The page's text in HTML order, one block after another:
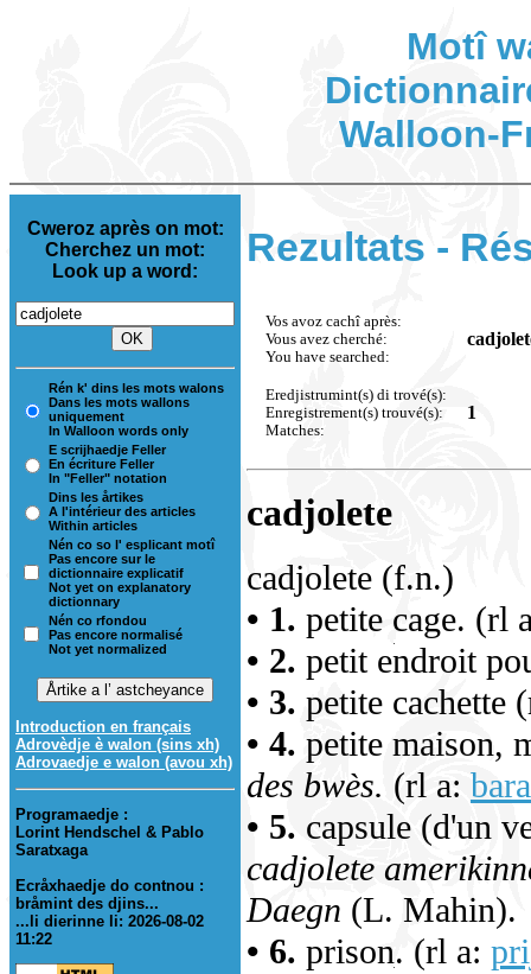
Motî
Walloon-
Cweroz après on mot:
Cherchez un mot:
Look up a word:
Rén k' dins les mots walons
Dans les mots wallons
uniquement
In Walloon words only
E scrijhaedje Feller
En écriture Feller
In "Feller" notation
Dins les årtikes
A l'intérieur des articles
Within articles
Nén co so l' esplicant motî
Pas encore sur le
dictionnaire explicatif
Not yet on explanatory
dictionnary
Nén co rfondou
Pas encore normalisé
Not yet normalized
Introduction en français
Adrovèdje è walon (sins xh)
Adrovaedje e walon (avou xh)
Programaedje :
Lorint Hendschel & Pablo
Saratxaga
Ecråxhaedje do contnou :
bråmint des djins...
...li dierinne li: 2026-08-02
11:22
Rezultats -
Vos avoz cachî après:
Vous avez cherché:
You have searched:
Eredjistrumint(s) di trové(s):
Enregistrement(s) trouvé(s):
Matches:
1
cadjolete
cadjolete (f.n.)
• 1. petite cage. (rl
• 2. petit endroit
• 3. petite cachette
• 4. petite maison,
des bwès. (rl a:
• 5. capsule (d'un
cadjolete
Daegn (L. Mahin).
• 6. prison. (rl a: